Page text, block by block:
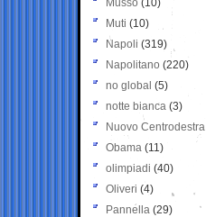
Musso (10)
Muti (10)
Napoli (319)
Napolitano (220)
no global (5)
notte bianca (3)
Nuovo Centrodestra
Obama (11)
olimpiadi (40)
Oliveri (4)
Pannella (29)